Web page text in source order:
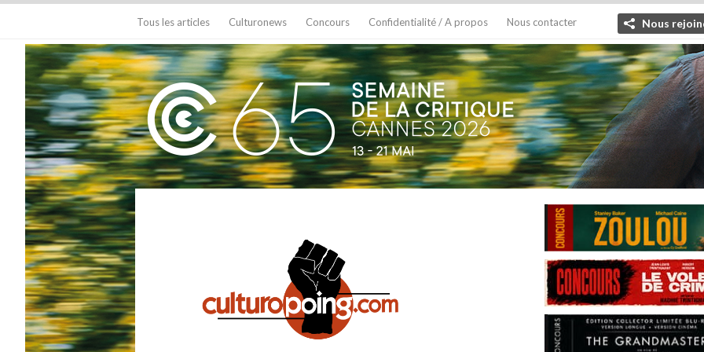
Tous les articles Culturonews Concours Confidentialité / A propos Nous contacter Nous